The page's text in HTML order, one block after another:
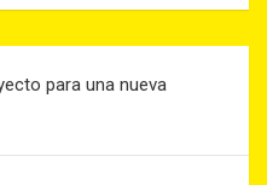
para una nueva